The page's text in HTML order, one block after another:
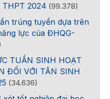
THPT 2024 (99.378)
trúng tuyển dựa trên
lực của ĐHQG-
TUẦN SINH HOẠT
ĐỐI VỚI TÂN SINH
(34.636)